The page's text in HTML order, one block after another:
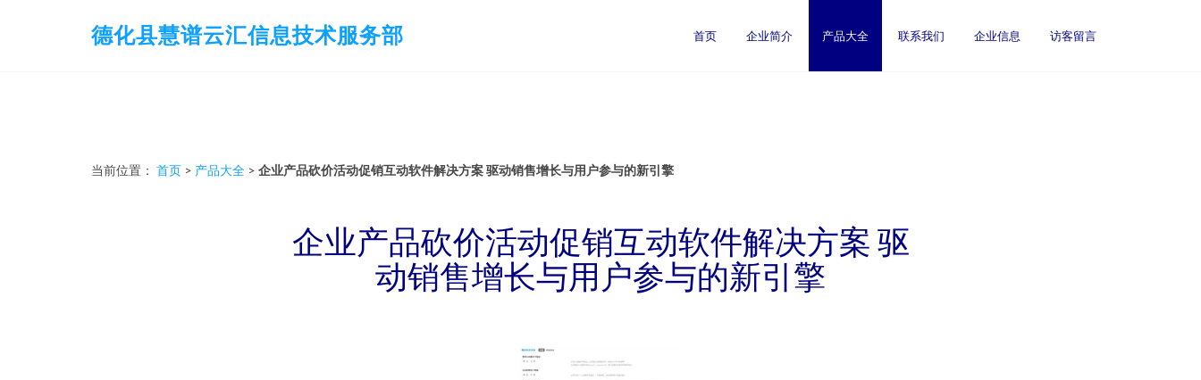
德化县慧谱云汇信息技术服务部 首页 企业简介 产品大全 联系我们 企业信息 访客留言
当前位置： 首页 > 产品大全 > 企业产品砍价活动促销互动软件解决方案 驱动销售增长与用户参与的新引擎
企业产品砍价活动促销互动软件解决方案 驱
动销售增长与用户参与的新引擎